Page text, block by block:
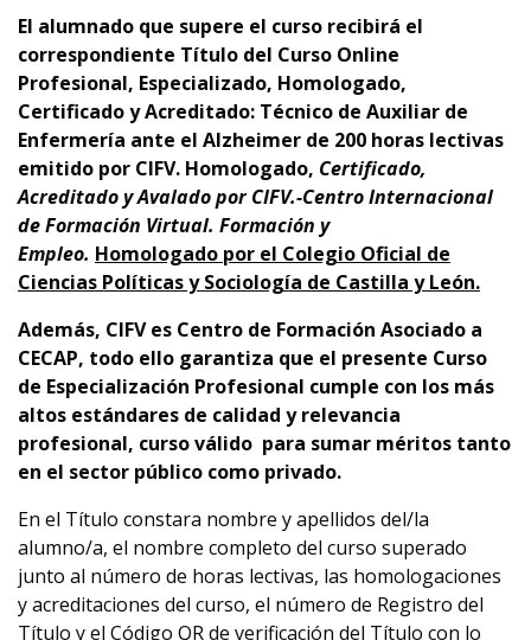
El alumnado que supere el curso recibirá el
correspondiente Título del Curso Online
Profesional, Especializado, Homologado,
Certificado y Acreditado: Técnico de Auxiliar de
Enfermería ante el Alzheimer de 200 horas lectivas
emitido por CIFV. Homologado, Certificado,
Acreditado y Avalado por CIFV.-Centro Internacional
de Formación Virtual. Formación y
Empleo. Homologado por el Colegio Oficial de
Ciencias Políticas y Sociología de Castilla y León.
Además, CIFV es Centro de Formación Asociado a
CECAP, todo ello garantiza que el presente Curso
de Especialización Profesional cumple con los más
altos estándares de calidad y relevancia
profesional, cursoválido para sumar méritos tanto
en el sector público como privado.
En el Título constara nombre y apellidos del/la
alumno/a, el nombre completo del curso superado
junto al número de horas lectivas, las homologaciones
y acreditaciones del curso, el número de Registro del
Título y el Código QR de verificación del Título con lo